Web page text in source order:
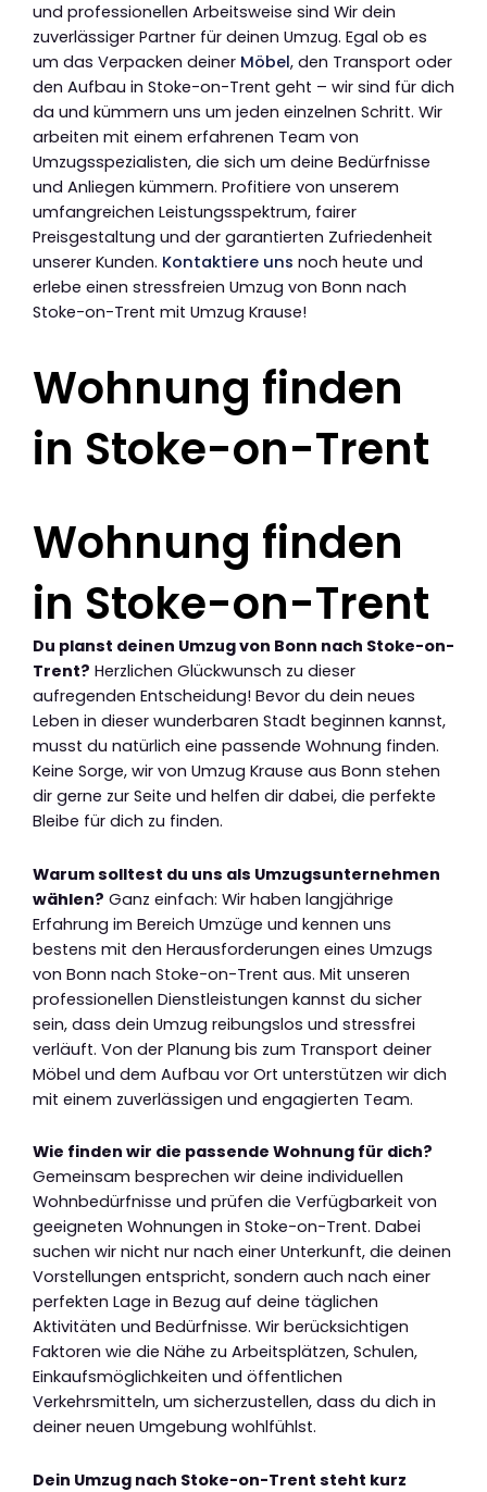
und professionellen Arbeitsweise sind Wir dein
zuverlässiger Partner für deinen Umzug. Egal ob es
um das Verpacken deiner Möbel, den Transport oder
den Aufbau in Stoke-on-Trent geht – wir sind für dich
da und kümmern uns um jeden einzelnen Schritt. Wir
arbeiten mit einem erfahrenen Team von
Umzugsspezialisten, die sich um deine Bedürfnisse
und Anliegen kümmern. Profitiere von unserem
umfangreichen Leistungsspektrum, fairer
Preisgestaltung und der garantierten Zufriedenheit
unserer Kunden. Kontaktiere uns noch heute und
erlebe einen stressfreien Umzug von Bonn nach
Stoke-on-Trent mit Umzug Krause!
Wohnung finden
in Stoke-on-Trent
Wohnung finden
in Stoke-on-Trent
Du planst deinen Umzug von Bonn nach Stoke-on-
Trent? Herzlichen Glückwunsch zu dieser
aufregenden Entscheidung! Bevor du dein neues
Leben in dieser wunderbaren Stadt beginnen kannst,
musst du natürlich eine passende Wohnung finden.
Keine Sorge, wir von Umzug Krause aus Bonn stehen
dir gerne zur Seite und helfen dir dabei, die perfekte
Bleibe für dich zu finden.
Warum solltest du uns als Umzugsunternehmen
wählen? Ganz einfach: Wir haben langjährige
Erfahrung im Bereich Umzüge und kennen uns
bestens mit den Herausforderungen eines Umzugs
von Bonn nach Stoke-on-Trent aus. Mit unseren
professionellen Dienstleistungen kannst du sicher
sein, dass dein Umzug reibungslos und stressfrei
verläuft. Von der Planung bis zum Transport deiner
Möbel und dem Aufbau vor Ort unterstützen wir dich
mit einem zuverlässigen und engagierten Team.
Wie finden wir die passende Wohnung für dich?
Gemeinsam besprechen wir deine individuellen
Wohnbedürfnisse und prüfen die Verfügbarkeit von
geeigneten Wohnungen in Stoke-on-Trent. Dabei
suchen wir nicht nur nach einer Unterkunft, die deinen
Vorstellungen entspricht, sondern auch nach einer
perfekten Lage in Bezug auf deine täglichen
Aktivitäten und Bedürfnisse. Wir berücksichtigen
Faktoren wie die Nähe zu Arbeitsplätzen, Schulen,
Einkaufsmöglichkeiten und öffentlichen
Verkehrsmitteln, um sicherzustellen, dass du dich in
deiner neuen Umgebung wohlfühlst.
Dein Umzug nach Stoke-on-Trent steht kurz